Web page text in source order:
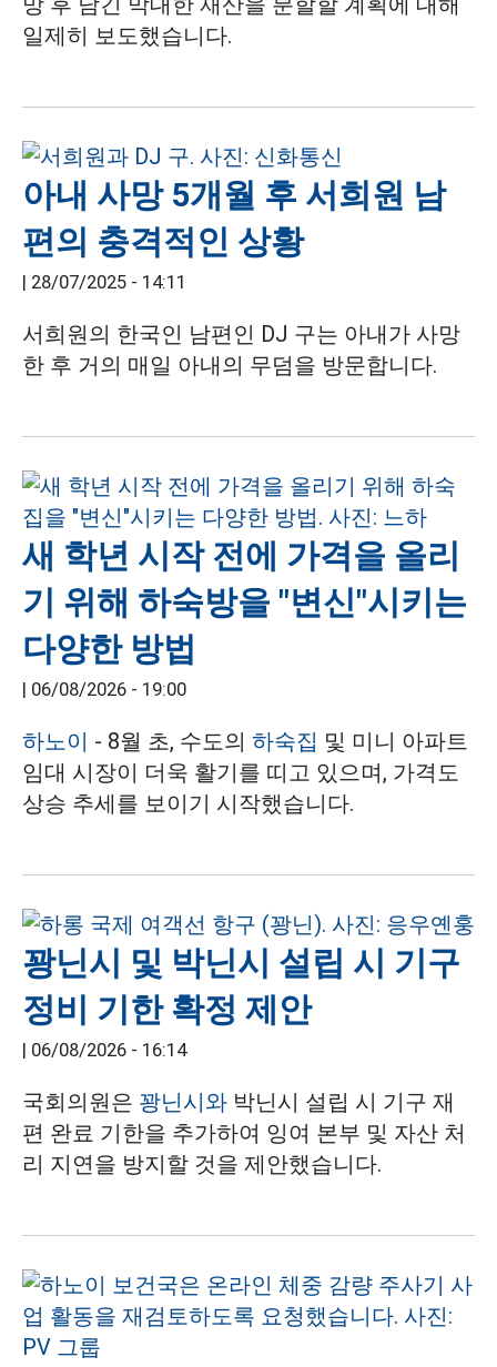
일제히 보도했습니다.
아내 사망 5개월 후 서희원 남
편의 충격적인 상황
| 28/07/2025 - 14:11
서희원의 한국인 남편인 DJ 구는 아내가 사망
한 후 거의 매일 아내의 무덤을 방문합니다.
새 학년 시작 전에 가격을 올리
기 위해 하숙방을 "변신"시키는
다양한 방법
| 06/08/2026 - 19:00
하노이 - 8월 초, 수도의 하숙집 및 미니 아파트
임대 시장이 더욱 활기를 띠고 있으며, 가격도
상승 추세를 보이기 시작했습니다.
꽝닌시 및 박닌시 설립 시 기구
정비 기한 확정 제안
| 06/08/2026 - 16:14
국회의원은 꽝닌시와 박닌시 설립 시 기구 재
편 완료 기한을 추가하여 잉여 본부 및 자산 처
리 지연을 방지할 것을 제안했습니다.